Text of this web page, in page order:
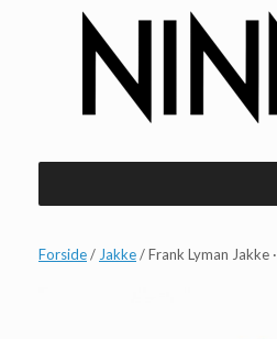
Forside/ Jakke/ Frank Lyman Jakke ·